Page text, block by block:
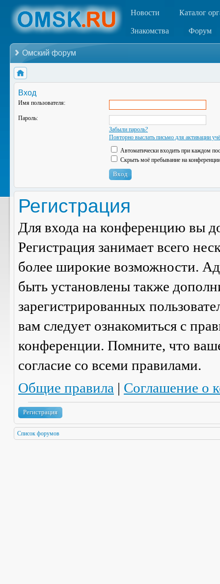
Новости Каталог
Знакомства Форум
Омский форум
Вход
Имя пользователя:
Пароль:
Забыли пароль?
Повторно выслать письмо для активации
Автоматически входить при каждом
Скрыть моё пребывание на
Регистрация
Для входа на конференцию вы
Регистрация занимает всего
более широкие возможности.
быть установлены также
зарегистрированных
вам следует ознакомиться с
конференции. Помните, что
согласие со всеми правилами.
Общие правила | Соглашение о
Регистрация
Список форумов